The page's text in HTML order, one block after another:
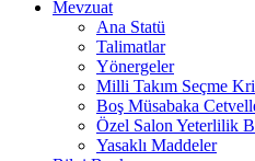
Mevzuat
Ana Statü
Talimatlar
Yönergeler
Milli Takım Seçme
Boş Müsabaka
Özel Salon Yeterlilik
Yasaklı Maddeler